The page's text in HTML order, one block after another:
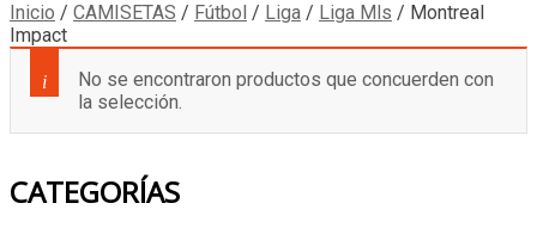
Inicio / CAMISETAS / Fútbol / Liga / Liga Mls / Montreal
Impact
No se encontraron productos que concuerden con
la selección.
CATEGORÍAS